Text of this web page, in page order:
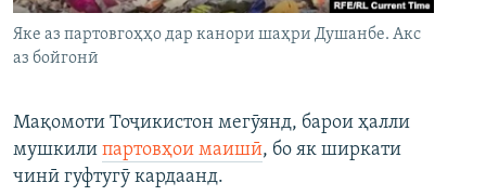
Яке аз партовгоҳҳо дар канори шаҳри Душанбе. Акс
аз бойгонӣ
Мақомоти Тоҷикистон мегӯянд, барои ҳалли
мушкили партовҳои маишӣ, бо як ширкати
чинӣ гуфтугӯ кардаанд.